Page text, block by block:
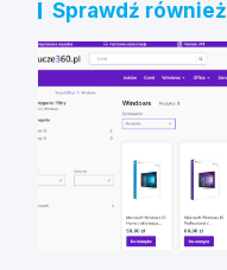
Sprawdź również